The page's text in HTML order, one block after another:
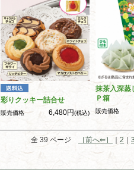
彩りクッキー詰合せ
販売価格 6,480円(税込)
抹茶入深蒸
Ｐ箱
販売価格
全 39 ページ ［前へ⇐］ 2 3